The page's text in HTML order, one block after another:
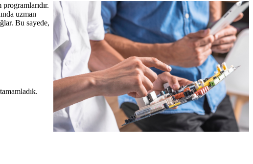
uzman
Bu sayede,